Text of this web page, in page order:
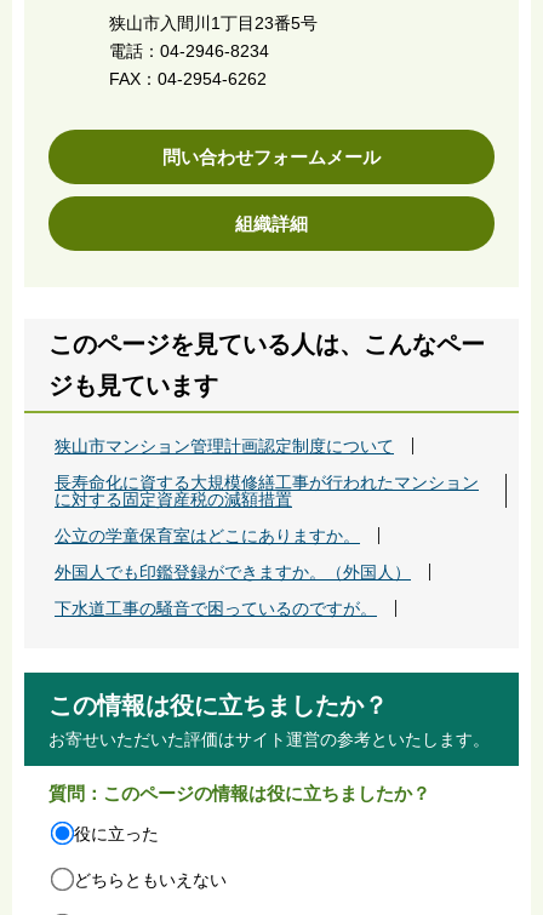
狭山市入間川1丁目23番5号
電話：04-2946-8234
FAX：04-2954-6262
問い合わせフォームメール
組織詳細
このページを見ている人は、こんなペー
ジも見ています
狭山市マンション管理計画認定制度について
長寿命化に資する大規模修繕工事が行われたマンション
に対する固定資産税の減額措置
公立の学童保育室はどこにありますか。
外国人でも印鑑登録ができますか。（外国人）
下水道工事の騒音で困っているのですが。
この情報は役に立ちましたか？
お寄せいただいた評価はサイト運営の参考といたします。
質問：このページの情報は役に立ちましたか？
役に立った
どちらともいえない